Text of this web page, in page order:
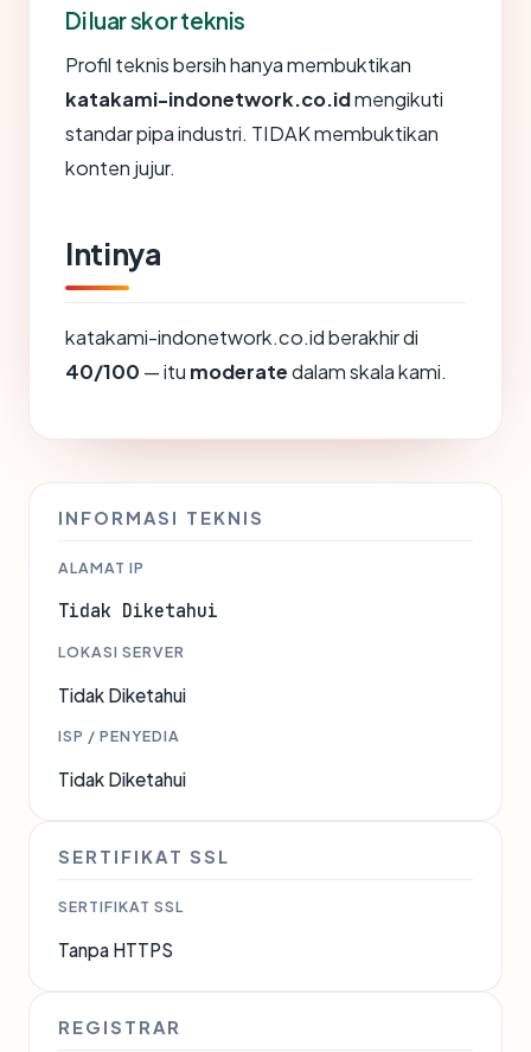
Di luar skor teknis
Profil teknis bersih hanya membuktikan
katakami-indonetwork.co.idmengikuti
standar pipa industri. TIDAK membuktikan
konten jujur.
Intinya
katakami-indonetwork.co.id berakhir di
40/100 — itu moderatedalam skala kami.
INFORMASI TEKNIS
ALAMAT IP
Tidak Diketahui
LOKASI SERVER
Tidak Diketahui
ISP / PENYEDIA
Tidak Diketahui
SERTIFIKAT SSL
SERTIFIKAT SSL
Tanpa HTTPS
REGISTRAR